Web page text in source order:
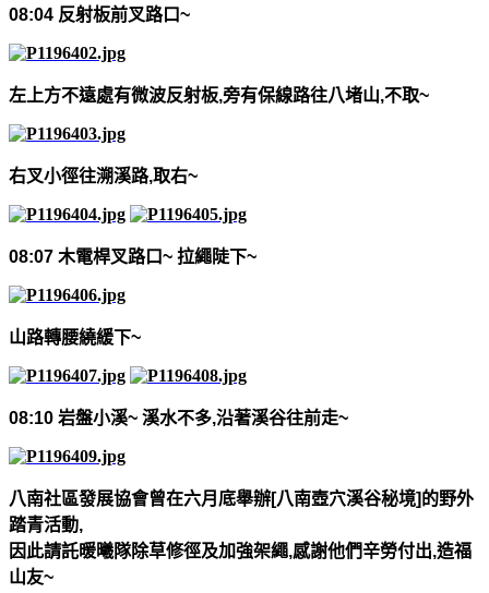
08:04 反射板前叉路口~
左上方不遠處有微波反射板,旁有保線路往八堵山,不取~
右叉小徑往溯溪路,取右~
08:07 木電桿叉路口~ 拉繩陡下~
山路轉腰繞緩下~
08:10 岩盤小溪~ 溪水不多,沿著溪谷往前走~
八南社區發展協會曾在六月底舉辦[八南壺穴溪谷秘境]的野外
踏青活動,
因此請託暖曦隊除草修徑及加強架繩,感謝他們辛勞付出,造福
山友~